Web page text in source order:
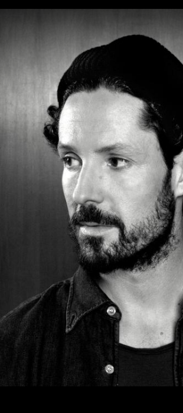
Max Herre
Home News Musik
Pressebilder 2019
Max Herre Pressefotos 2013